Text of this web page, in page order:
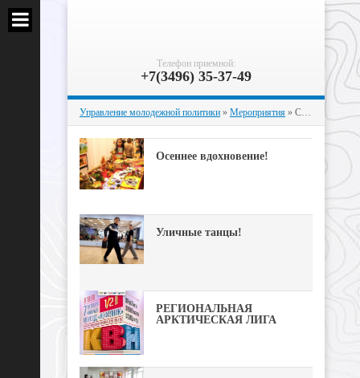
Телефон приемной:
+7(3496) 35-37-49
Управление молодежной политики » Мероприятия » Страница 51
Осеннее вдохновение!
Уличные танцы!
РЕГИОНАЛЬНАЯ
АРКТИЧЕСКАЯ ЛИГА